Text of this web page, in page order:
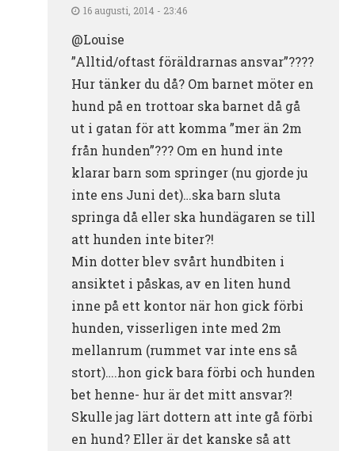
16 augusti, 2014 - 23:46
@Louise
”Alltid/oftast föräldrarnas ansvar”????
Hur tänker du då? Om barnet möter en
hund på en trottoar ska barnet då gå
ut i gatan för att komma ”mer än 2m
från hunden”??? Om en hund inte
klarar barn som springer (nu gjorde ju
inte ens Juni det)…ska barn sluta
springa då eller ska hundägaren se till
att hunden inte biter?!
Min dotter blev svårt hundbiten i
ansiktet i påskas, av en liten hund
inne på ett kontor när hon gick förbi
hunden, visserligen inte med 2m
mellanrum (rummet var inte ens så
stort)….hon gick bara förbi och hunden
bet henne- hur är det mitt ansvar?!
Skulle jag lärt dottern att inte gå förbi
en hund? Eller är det kanske så att